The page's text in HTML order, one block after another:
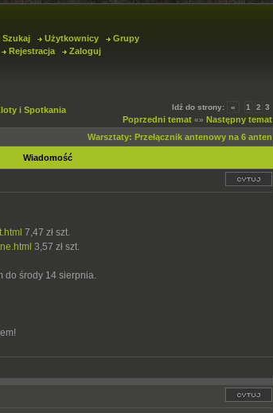
Szukaj Użytkownicy
Grupy
Rejestracja
Zaloguj
i Spotkania
Idź do strony: « 1 2 3
Poprzedni temat «» Następny temat
Warsztaty: Przełącznik antenowy na 6 anten
Wiadomość
7,47 zł szt.
3,57 zł szt.
do środy 14 sierpnia.